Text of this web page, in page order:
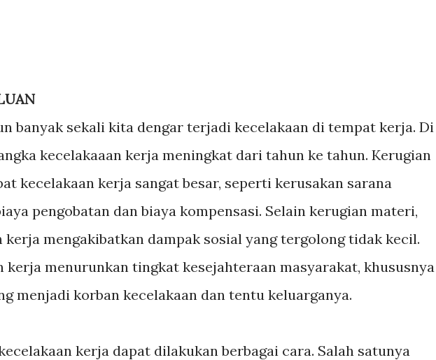
banyak sekali kita dengar terjadi kecelakaan di tempat kerja. Di
kecelakaaan kerja meningkat dari tahun ke tahun. Kerugian
kecelakaan kerja sangat besar, seperti kerusakan sarana
pengobatan dan biaya kompensasi. Selain kerugian materi,
kerja mengakibatkan dampak sosial yang tergolong tidak kecil.
kerja menurunkan tingkat kesejahteraan masyarakat, khususnya
menjadi korban kecelakaan dan tentu keluarganya.
kerja dapat dilakukan berbagai cara. Salah satunya